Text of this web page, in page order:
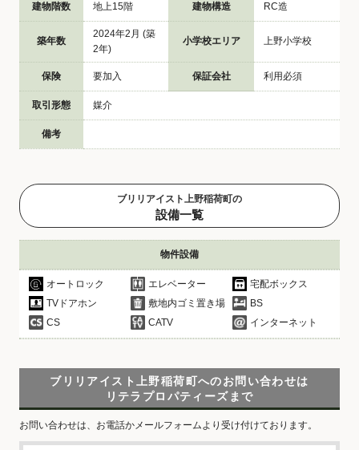
建物階数 地上15階 建物構造 RC造
築年数
2024年2月 (築
2年)
小学校エリア 上野小学校
保険 要加入 保証会社 利用必須
取引形態 媒介
備考
ブリリアイスト上野稲荷町の
設備一覧
物件設備
オートロック エレベーター
宅配ボックス
TVドアホン
敷地内ゴミ置き場
BS
CS
CATV インターネット
ブリリアイスト上野稲荷町へのお問い合わせは
リテラプロパティーズまで
お問い合わせは、お電話かメールフォームより受け付けております。